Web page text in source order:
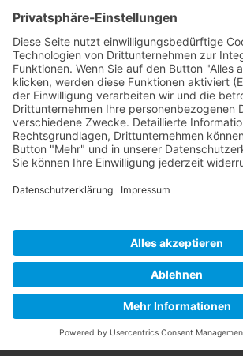
Deshalb habe ich die Ehre diesen
und freue mich, dass ich wenigstens so
unterstützen konnte. Denn bei uns heißt
Jahren- spielst Du schlecht, darfst Du
Wir sind super stolz, dass alles so gut
Mädels haben es großartig gemacht.
so weitermachen, sich sehr gründlich
vorbereiten und einfach Spaß haben.
ganzen Mannschaft, unserer
vierten Tagessieg und somit zum
ganz unerwartet aber dennoch ganz
Very well done Jungs!
Last but not least- geht unser Dank an
Caddies: Nele, Elaine, Tobi, Andi, Lara